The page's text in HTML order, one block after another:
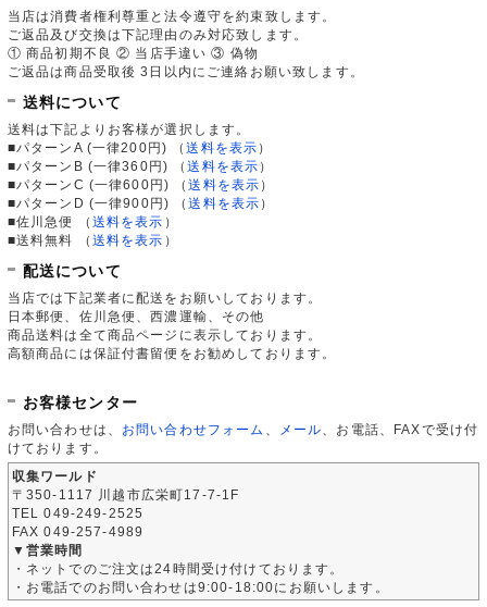
当店は消費者権利尊重と法令遵守を約束致します。
ご返品及び交換は下記理由のみ対応致します。
① 商品初期不良 ② 当店手違い ③ 偽物
ご返品は商品受取後 3日以内にご連絡お願い致します。
送料について
送料は下記よりお客様が選択します。
■パターンA (一律200円)
（送料を表示 ）
■パターンB (一律360円)
（送料を表示 ）
■パターンC (一律600円)
（送料を表示 ）
■パターンD (一律900円)
（送料を表示 ）
■佐川急便
（ 送料を表示 ）
■送料無料
（ 送料を表示 ）
配送について
当店では下記業者に配送をお願いしております。
日本郵便、佐川急便、西濃運輸、その他
商品送料は全て商品ページに表示しております。
高額商品には保証付書留便をお勧めしております。
お客様センター
お問い合わせは、 お問い合わせフォーム メール 、お電話、FAXで受け付
けております。
収集ワールド
〒350-1117 川越市広栄町17-7-1F
TEL 049-249-2525
FAX 049-257-4989
▼営業時間
・ネットでのご注文は24時間受け付けております。
・お電話でのお問い合わせは9:00-18:00にお願いします。